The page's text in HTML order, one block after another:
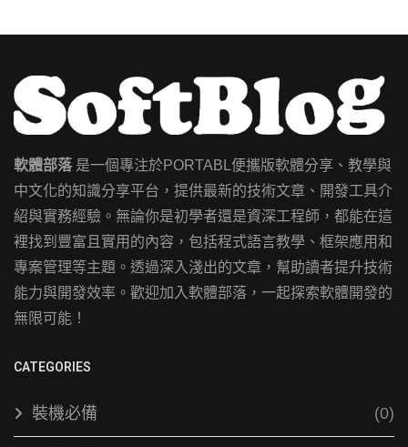
軟體部落是一個專注於PORTABL便攜版軟體分享、教學與
中文化的知識分享平台，提供最新的技術文章、開發工具介
紹與實務經驗。無論你是初學者還是資深工程師，都能在這
裡找到豐富且實用的內容，包括程式語言教學、框架應用和
專案管理等主題。透過深入淺出的文章，幫助讀者提升技術
能力與開發效率。歡迎加入軟體部落，一起探索軟體開發的
無限可能！
CATEGORIES
裝機必備 (0)